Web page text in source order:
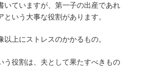
いていますが、第一子の出産であれ
という大事な役割があります。
上にストレスのかかるもの。
う役割は、夫として果たすべきもの